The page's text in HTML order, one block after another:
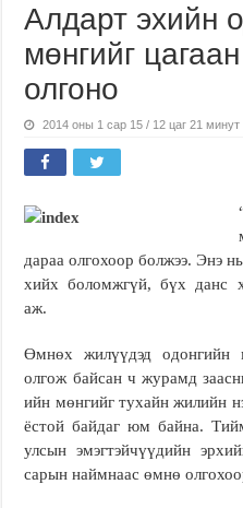
Алдарт эхийн
мөнгийг
олгоно
2014 оны 1 сар 15 / 12 цаг 21 минут
дараа олгохоор болжээ. Энэ
хийх боломжгүй, бүх данс
аж.
Өмнөх жилүүдэд одонгийн
олгож байсан ч журамд
ийн мөнгийг тухайн жилийн
ёстой байдаг юм байна.
улсын эмэгтэйчүүдийн
сарын наймнаас өмнө